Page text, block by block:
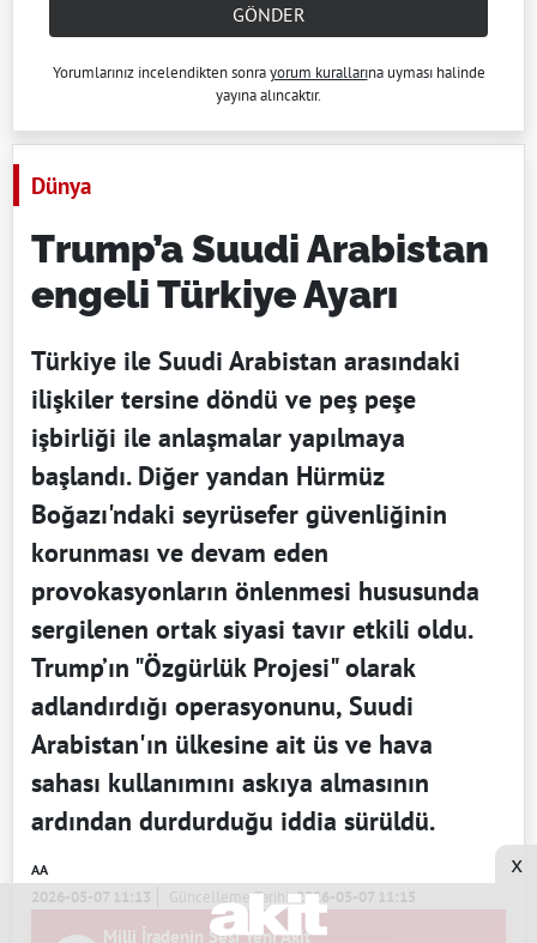
GÖNDER
Yorumlarınız incelendikten sonrayorum kurallarına uyması halinde
yayına alıncaktır.
Dünya
Trump’a Suudi Arabistan
engeli Türkiye Ayarı
Türkiye ile Suudi Arabistan arasındaki
ilişkiler tersine döndü ve peş peşe
işbirliği ile anlaşmalar yapılmaya
başlandı. Diğer yandan Hürmüz
Boğazı'ndaki seyrüsefer güvenliğinin
korunması ve devam eden
provokasyonların önlenmesi hususunda
sergilenen ortak siyasi tavır etkili oldu.
Trump’ın "Özgürlük Projesi" olarak
adlandırdığı operasyonunu, Suudi
Arabistan'ın ülkesine ait üs ve hava
sahası kullanımını askıya almasının
ardından durdurduğu iddia sürüldü.
AA
2026-05-07 11:13 Güncelleme Tarihi:2026-05-07 11:15
Milli İradenin Sesi Yeni Akit
x